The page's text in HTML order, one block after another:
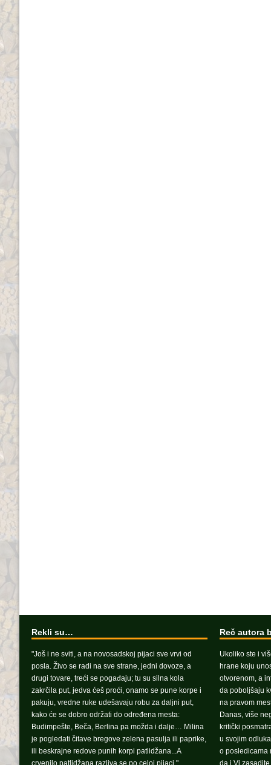
Rekli su…
"Još i ne sviti, a na novosadskoj pijaci sve vrvi od
posla. Živo se radi na sve strane, jedni dovoze, a
drugi tovare, treći se pogađaju; tu su silna kola
zakrčila put, jedva ćeš proći, onamo se pune korpe i
pakuju, vredne ruke udešavaju robu za daljni put,
kako će se dobro održati do određena mesta:
Budimpešte, Beča, Berlina pa možda i dalje… Milina
je pogledati čitave bregove zelena pasulja ili paprike,
ili beskrajne redove punih korpi patlidžana...A
crvenilo patlidžana razliva se po celoj pijaci."
Reč autora
Ukoliko ste i
hrane koju
otvorenom, a
da poboljšaju
na pravom
Danas, više
kritički
u svojim
o posledicama
da i Vi